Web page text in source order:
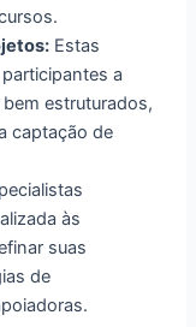
Estas
a
estruturados,
captação de
às
suas
de